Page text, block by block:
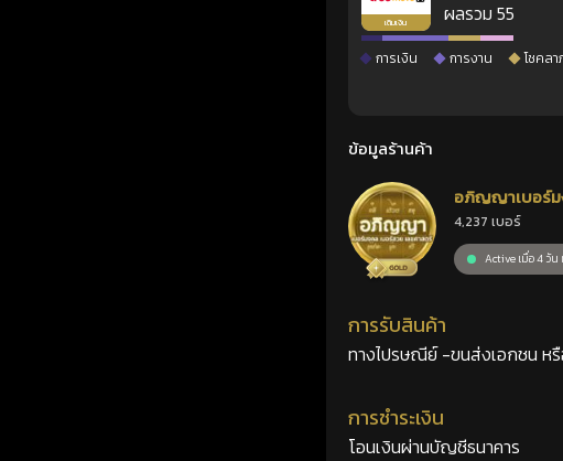
เติมเงิน ผลรวม 55
การเงิน การงาน โชคลา
ข้อมูลร้านค้า
อภิญญาเบอร์ม
เลขศาสตร์
4,237 เบอร์
Active เมื่อ 4 วั
การรับสินค้า
ทางไปรษณีย์ -ขนส่งเอกชน หรื
การชำระเงิน
โอนเงินผ่านบัญชีธนาคาร